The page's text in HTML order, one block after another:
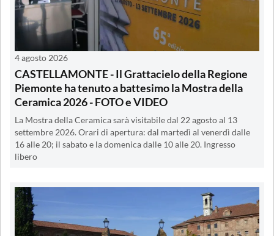
4 agosto 2026
CASTELLAMONTE - Il Grattacielo della Regione
Piemonte ha tenuto a battesimo la Mostra della
Ceramica 2026 - FOTO e VIDEO
La Mostra della Ceramica sarà visitabile dal 22 agosto al 13
settembre 2026. Orari di apertura: dal martedì al venerdì dalle
16 alle 20; il sabato e la domenica dalle 10 alle 20. Ingresso
libero